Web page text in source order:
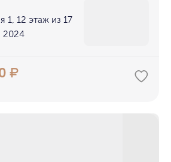
1, 12 этаж из 17
2024
₽